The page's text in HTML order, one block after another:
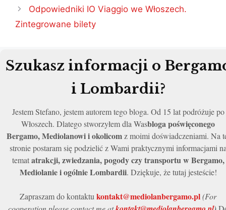
Odpowiedniki IO Viaggio we Włoszech.
Zintegrowane bilety
Szukasz informacji o
i Lombardii?
Jestem Stefano, jestem autorem tego bloga. Od 15 lat podróżuje po
Włoszech. Dlatego stworzyłem dla Wasbloga poświęconego
Bergamo, Mediolanowi i okolicomz moimi doświadczeniami. Na
stronie postaram się podzielić z Wami praktycznymi informacjami
tematatrakcji, zwiedzania, pogody czy transportu w Bergamo,
Mediolanie i ogólnie Lombardii. Dziękuje, że tutaj jesteście!
Zapraszam do kontaktukontakt@mediolanbergamo.pl(For